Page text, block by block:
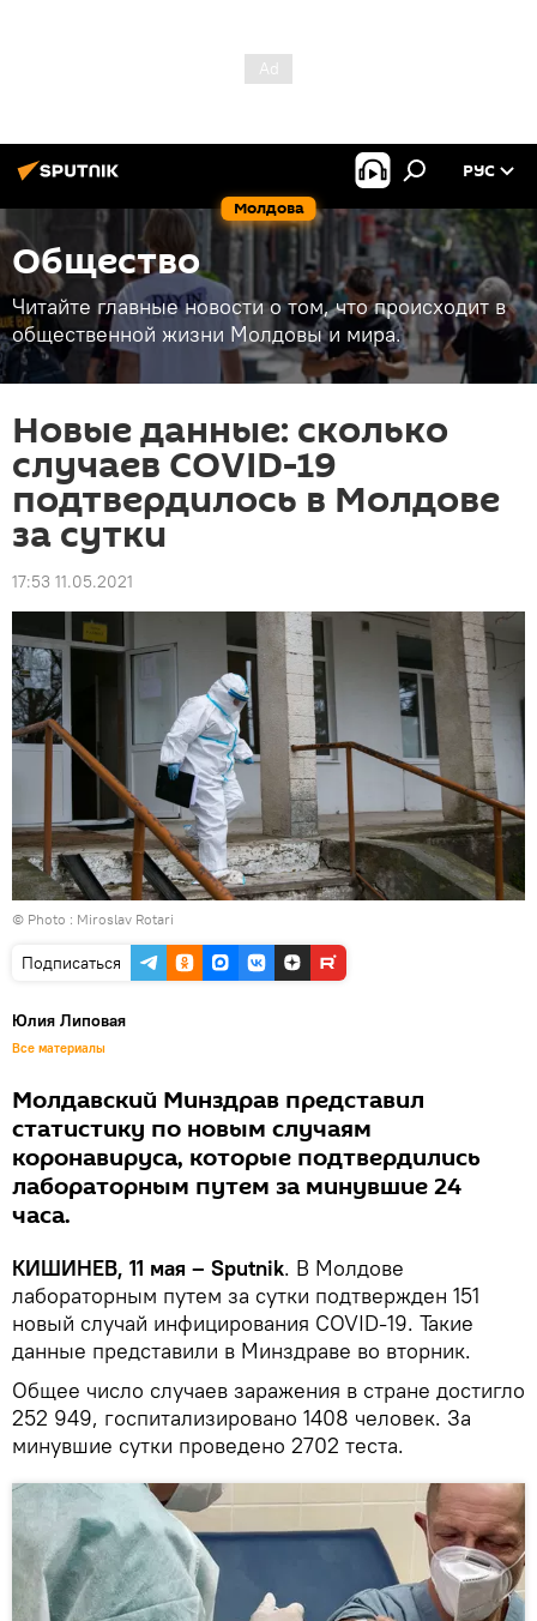
Молдова
РУС
Общество
Читайте главные новости о том, что происходит в
общественной жизни Молдовы и мира.
Новые данные: сколько
случаев COVID-19
подтвердилось в Молдове
за сутки
17:53 11.05.2021
© Photo : Miroslav Rotari
Подписаться
Юлия Липовая
Все материалы
Молдавский Минздрав представил
статистику по новым случаям
коронавируса, которые подтвердились
лабораторным путем за минувшие 24
часа.
КИШИНЕВ, 11 мая – Sputnik. В Молдове
лабораторным путем за сутки подтвержден 151
новый случай инфицирования COVID-19. Такие
данные представили в Минздраве во вторник.
Общее число случаев заражения в стране достигло
252 949, госпитализировано 1408 человек. За
минувшие сутки проведено 2702 теста.